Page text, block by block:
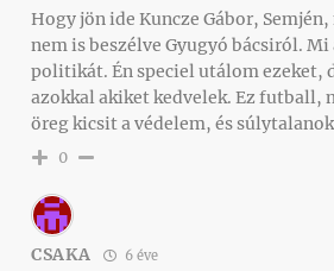
Hogy jön ide Kuncze Gábor,
nem is beszélve Gyugyó bácsiról.
politikát. Én speciel utálom ezeket,
azokkal akiket kedvelek. Ez futball,
öreg kicsit a védelem, és
0
CSAKA 6 éve